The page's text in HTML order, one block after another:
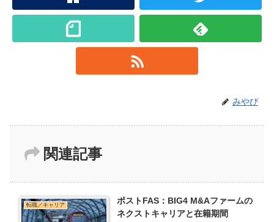
みやび
関連記事
転職／キャリア
ポストFAS：BIG4 M&Aファームの
ネクストキャリアと在籍期間